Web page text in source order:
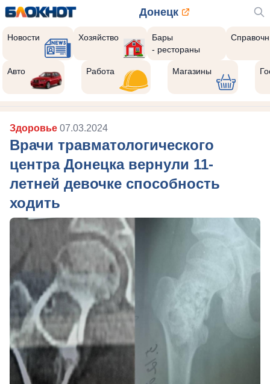
Донецк
Новости Хозяйство
Бары
- рестораны
Авто Работа Магазины
Здоровье 07.03.2024
Врачи травматологического
центра Донецка вернули 11-
летней девочке способность
ходить